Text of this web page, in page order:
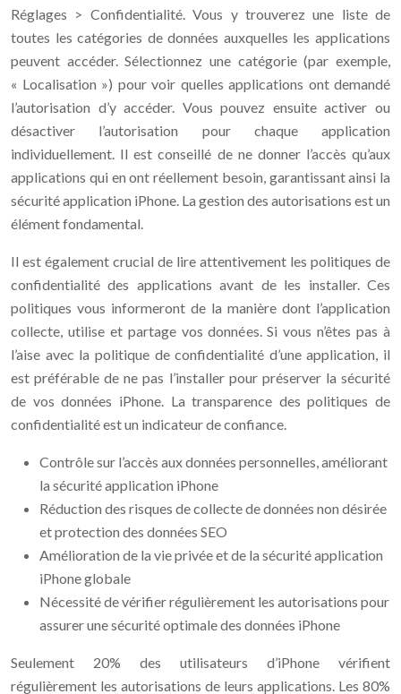
Réglages > Confidentialité. Vous y trouverez une liste de
toutes les catégories de données auxquelles les applications
peuvent accéder. Sélectionnez une catégorie (par exemple,
« Localisation ») pour voir quelles applications ont demandé
l’autorisation d’y accéder. Vous pouvez ensuite activer ou
désactiver l’autorisation pour chaque application
individuellement. Il est conseillé de ne donner l’accès qu’aux
applications qui en ont réellement besoin, garantissant ainsi la
sécurité application iPhone. La gestion des autorisations est un
élément fondamental.
Il est également crucial de lire attentivement les politiques de
confidentialité des applications avant de les installer. Ces
politiques vous informeront de la manière dont l’application
collecte, utilise et partage vos données. Si vous n’êtes pas à
l’aise avec la politique de confidentialité d’une application, il
est préférable de ne pas l’installer pour préserver la sécurité
de vos données iPhone. La transparence des politiques de
confidentialité est un indicateur de confiance.
Contrôle sur l’accès aux données personnelles, améliorant
la sécurité application iPhone
Réduction des risques de collecte de données non désirée
et protection des données SEO
Amélioration de la vie privée et de la sécurité application
iPhone globale
Nécessité de vérifier régulièrement les autorisations pour
assurer une sécurité optimale des données iPhone
Seulement 20% des utilisateurs d’iPhone vérifient
régulièrement les autorisations de leurs applications. Les 80%